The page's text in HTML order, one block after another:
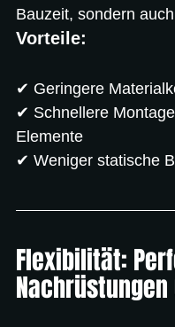
Bauzeit, sondern
Vorteile:
✔ Geringere
✔ Schnellere
Elemente
✔ Weniger statische
Flexibilität: